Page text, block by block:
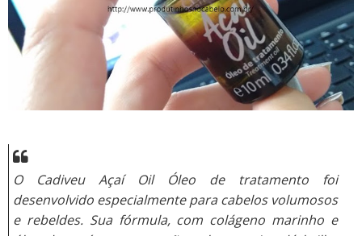
O Cadiveu Açaí Oil Óleo de tratamento foi
desenvolvido especialmente para cabelos volumosos
e rebeldes. Sua fórmula, com colágeno marinho e